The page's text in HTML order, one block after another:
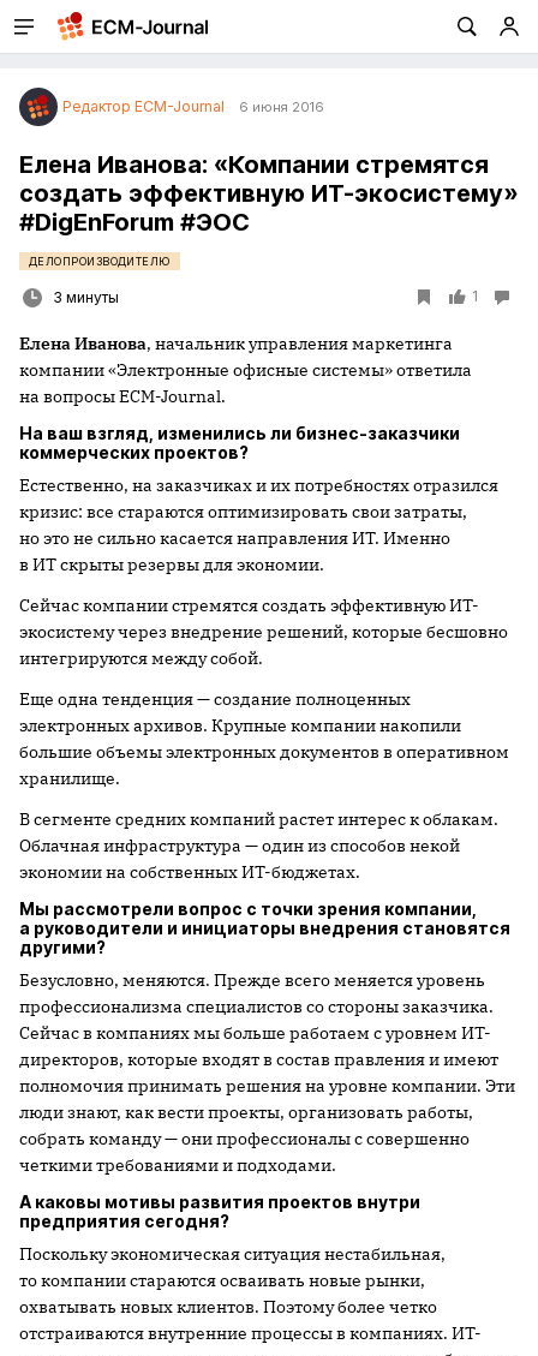
Редактор ECM-Journal 6 июня 2016
Елена Иванова: «Компании стремятся
создать эффективную ИТ-экосистему»
#DigEnForum #ЭОС
ДЕЛОПРОИЗВОДИТЕЛЮ
3 минуты 1
Елена Иванова, начальник управления маркетинга
компании «Электронные офисные системы» ответила
на вопросы ECM-Journal.
На ваш взгляд, изменились ли бизнес-заказчики
коммерческих проектов?
Естественно, на заказчиках и их потребностях отразился
кризис: все стараются оптимизировать свои затраты,
но это не сильно касается направления ИТ. Именно
в ИТ скрыты резервы для экономии.
Сейчас компании стремятся создать эффективную ИТ-
экосистему через внедрение решений, которые бесшовно
интегрируются между собой.
Еще одна тенденция — создание полноценных
электронных архивов. Крупные компании накопили
большие объемы электронных документов в оперативном
хранилище.
В сегменте средних компаний растет интерес к облакам.
Облачная инфраструктура — один из способов некой
экономии на собственных ИТ-бюджетах.
Мы рассмотрели вопрос с точки зрения компании,
а руководители и инициаторы внедрения становятся
другими?
Безусловно, меняются. Прежде всего меняется уровень
профессионализма специалистов со стороны заказчика.
Сейчас в компаниях мы больше работаем с уровнем ИТ-
директоров, которые входят в состав правления и имеют
полномочия принимать решения на уровне компании. Эти
люди знают, как вести проекты, организовать работы,
собрать команду — они профессионалы с совершенно
четкими требованиями и подходами.
А каковы мотивы развития проектов внутри
предприятия сегодня?
Поскольку экономическая ситуация нестабильная,
то компании стараются осваивать новые рынки,
охватывать новых клиентов. Поэтому более четко
отстраиваются внутренние процессы в компаниях. ИТ-